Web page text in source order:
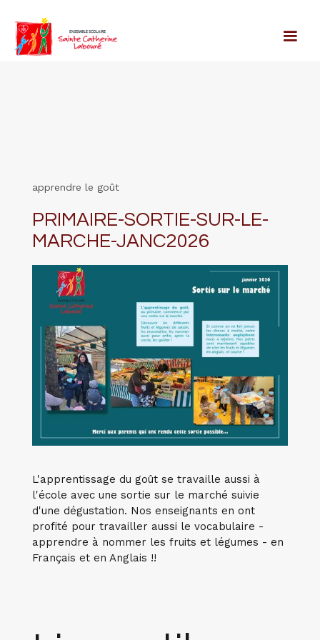
apprendre le goût
PRIMAIRE-SORTIE-SUR-LE-
MARCHE-JANC2026
L'apprentissage du goût se travaille aussi à
l'école avec une sortie sur le marché suivie
d'une dégustation. Nos enseignants en ont
profité pour travailler aussi le vocabulaire -
apprendre à nommer les fruits et légumes - en
Français et en Anglais !!